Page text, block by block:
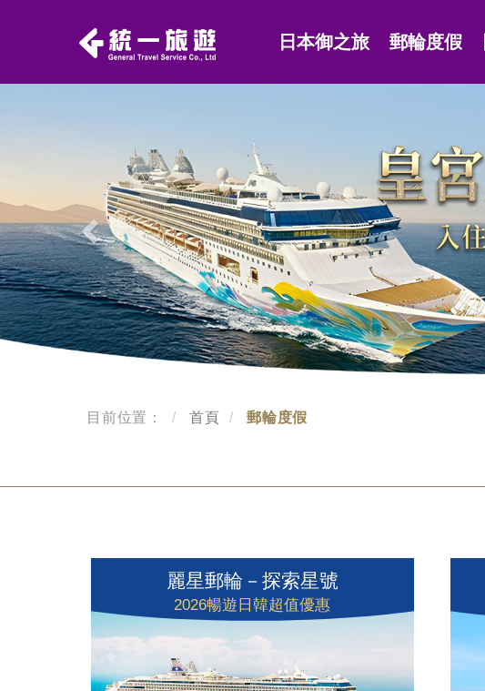
日本御之旅 郵輪度假
目前位置： 首頁 郵輪度假
麗星郵輪－探索星號
2026暢遊日韓超值優惠